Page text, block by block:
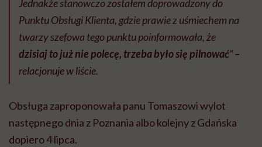
Jednakże stanowczo zostałem doprowadzony do
Punktu Obsługi Klienta, gdzie prawie z uśmiechem na
twarzy szefowa tego punktu poinformowała, że
dzisiaj to już nie polecę, trzeba było się pilnować” –
relacjonuje w liście.
Obsługa zaproponowała panu Tomaszowi wylot
następnego dnia z Poznania albo kolejny z Gdańska
dopiero 4 lipca.